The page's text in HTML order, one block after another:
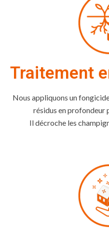
Traitement
Nous appliquons un
résidus en profondeur
Il décroche les